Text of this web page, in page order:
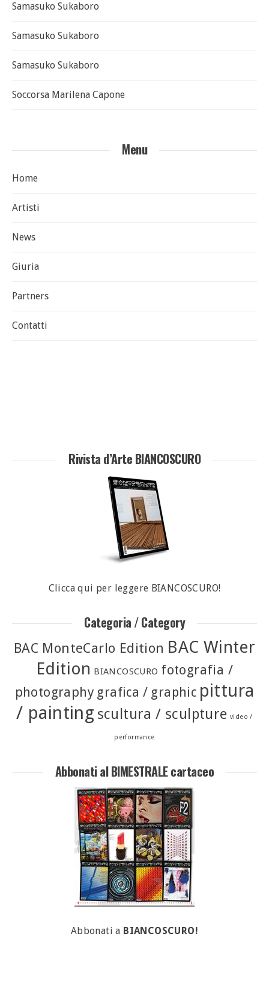
Samasuko Sukaboro
Samasuko Sukaboro
Samasuko Sukaboro
Soccorsa Marilena Capone
Menu
Home
Artisti
News
Giuria
Partners
Contatti
Rivista d’Arte BIANCOSCURO
Clicca qui per leggere BIANCOSCURO!
Categoria / Category
BAC MonteCarlo Edition BAC Winter
Edition BIANCOSCURO fotografia /
photography grafica / graphic pittura
/ painting scultura / sculpture video /
performance
Abbonati al BIMESTRALE cartaceo
Abbonati a BIANCOSCURO!